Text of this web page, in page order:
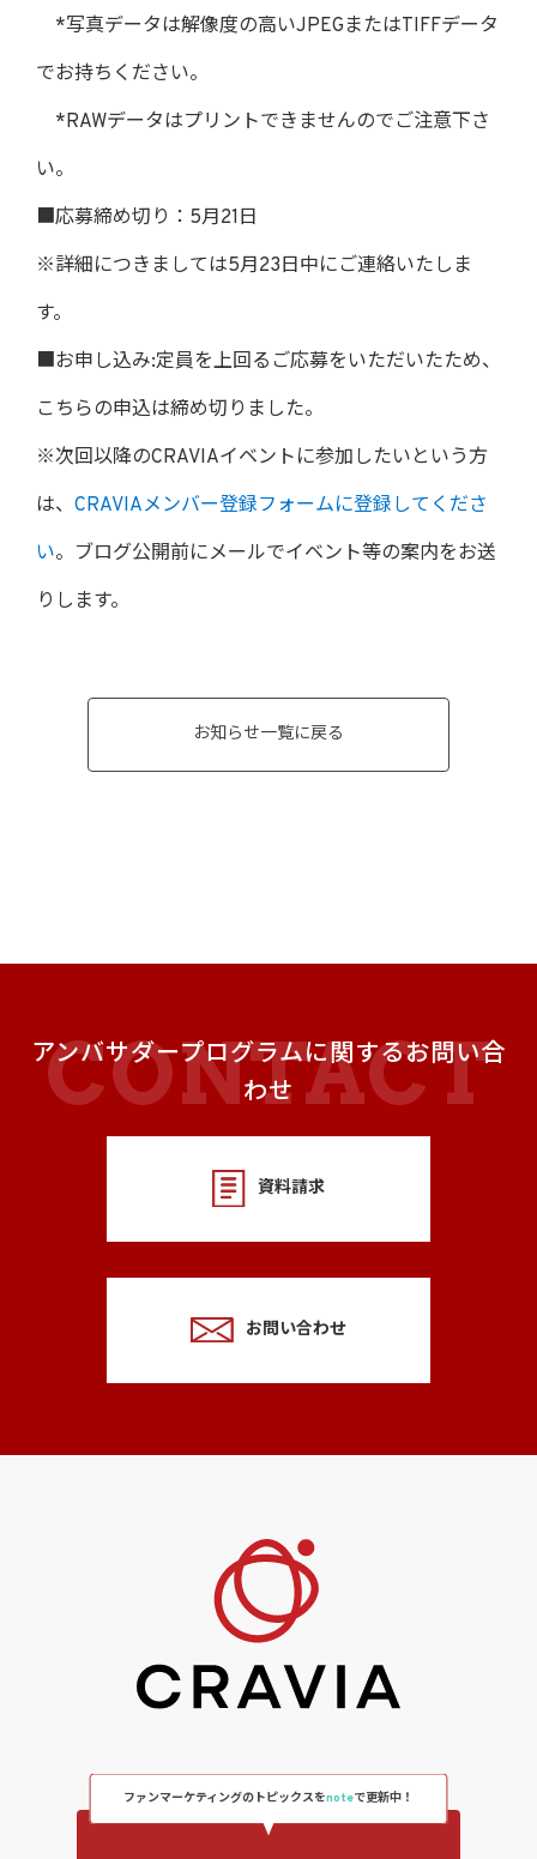
*写真データは解像度の高いJPEGまたはTIFFデータ
でお持ちください。
*RAWデータはプリントできませんのでご注意下さ
い。
■応募締め切り：5月21日
※詳細につきましては5月23日中にご連絡いたしま
す。
■お申し込み:定員を上回るご応募をいただいたため、
こちらの申込は締め切りました。
※次回以降のCRAVIAイベントに参加したいという方
は、 CRAVIAメンバー登録フォームに登録してくださ
い。ブログ公開前にメールでイベント等の案内をお送
りします。
お知らせ一覧に戻る
アンバサダープログラムに関するお問い合
わせ
資料請求
お問い合わせ
ファンマーケティングのトピックスをnoteで更新中！